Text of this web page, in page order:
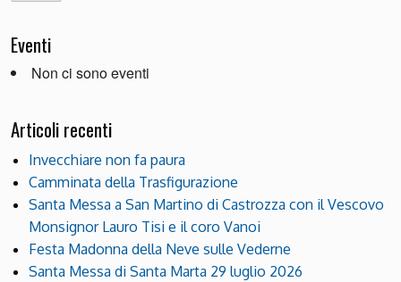
Eventi
Non ci sono eventi
Articoli recenti
Invecchiare non fa paura
Camminata della Trasfigurazione
Santa Messa a San Martino di Castrozza con il Vescovo
Monsignor Lauro Tisi e il coro Vanoi
Festa Madonna della Neve sulle Vederne
Santa Messa di Santa Marta 29 luglio 2026